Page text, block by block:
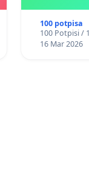
100 potpisa
100 Potpisi /
16 Mar 2026